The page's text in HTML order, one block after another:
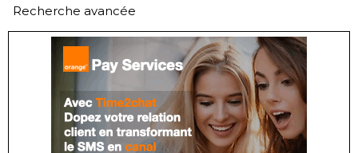
Recherche avancée